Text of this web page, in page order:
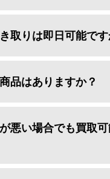
取りは即日可能です
品はありますか？
悪い場合でも買取